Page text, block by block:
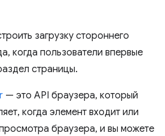
загрузку стороннего
когда пользователи впервые
страницы.
— это API браузера, который
когда элемент входит или
браузера, и вы можете